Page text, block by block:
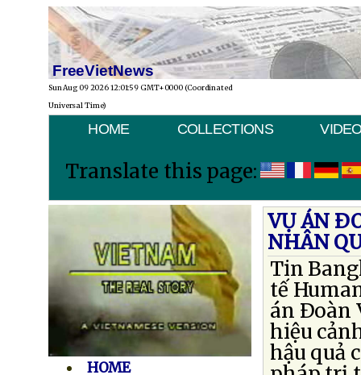
FreeVietNews
Sun Aug 09 2026 12:01:59 GMT+0000 (Coordinated
Universal Time)
HOME COLLECTIONS
Translate this page:
HOME
VỤ ÁN
NHÂN
Tin
tế
án Ðoàn
hiệu
hậu quả